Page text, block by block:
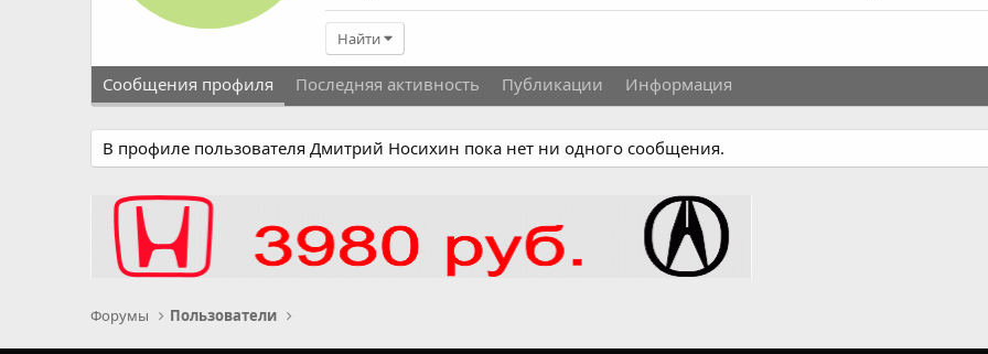
Найти
Сообщения профиля Последняя активность Публикации Информация
В профиле пользователя Дмитрий Носихин пока нет ни одного сообщения.
Форумы Пользователи